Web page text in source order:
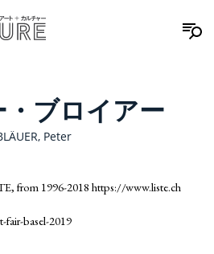
ブロイアー
Peter
from 1996-2018 https://www.liste.ch
fair-basel-2019